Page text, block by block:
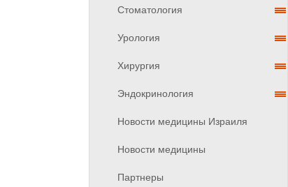
Стоматология
Урология
Хирургия
Эндокринология
Новости медицины Израиля
Новости медицины
Партнеры